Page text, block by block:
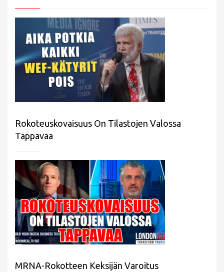
Rokoteuskovaisuus On Tilastojen Valossa
Tappavaa
MRNA-Rokotteen Keksijän Varoitus